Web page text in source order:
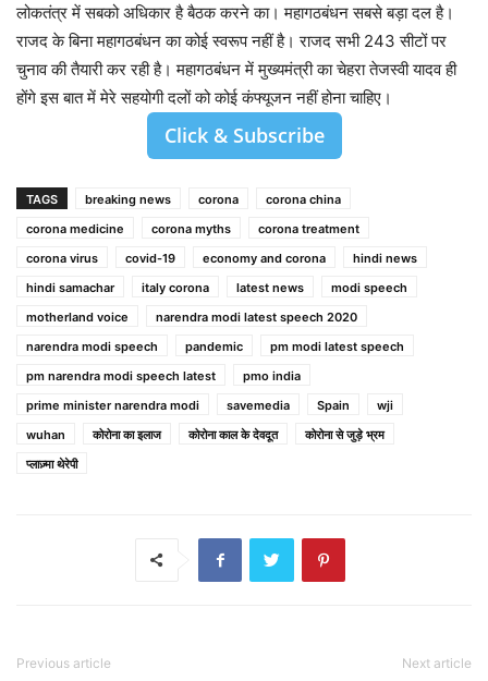
लोकतंत्र में सबको अधिकार है बैठक करने का। महागठबंधन सबसे बड़ा दल है।
राजद के बिना महागठबंधन का कोई स्वरूप नहीं है। राजद सभी 243 सीटों पर
चुनाव की तैयारी कर रही है। महागठबंधन में मुख्यमंत्री का चेहरा तेजस्वी यादव ही
होंगे इस बात में मेरे सहयोगी दलों को कोई कंफ्यूजन नहीं होना चाहिए।
Click & Subscribe
TAGS breaking news corona
corona china
corona medicine
corona myths
corona treatment
corona virus
covid-19 economy and corona
hindi news
hindi samachar
italy corona latest news
modi speech
motherland voice
narendra modi latest speech 2020
narendra modi speech
pandemic
pm modi latest speech
pm narendra modi speech latest
pmo india
prime minister narendra modi
savemedia Spain
wji
wuhan
कोरोना का इलाज कोरोना काल के देवदूत
कोरोना से जुड़े भ्रम
प्लाज़्मा थेरेपी
Previous article Next article